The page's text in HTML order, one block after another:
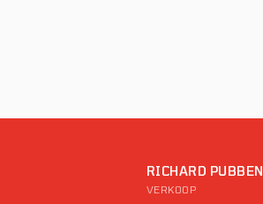
RICHARD PUBBEN
VERKOOP